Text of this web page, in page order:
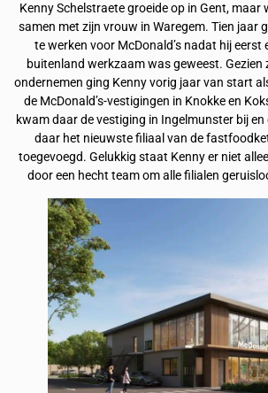
Kenny Schelstraete groeide op in Gent, maar
samen met zijn vrouw in Waregem. Tien jaar
te werken voor McDonald’s nadat hij eerst
buitenland werkzaam was geweest. Gezien
ondernemen ging Kenny vorig jaar van start
de McDonald’s-vestigingen in Knokke en
kwam daar de vestiging in Ingelmunster bij
daar het nieuwste filiaal van de
toegevoegd. Gelukkig staat Kenny er niet
door een hecht team om alle filialen